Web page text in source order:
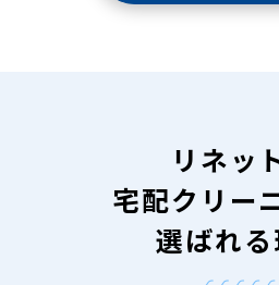
リネッ
宅配クリー
選ばれる